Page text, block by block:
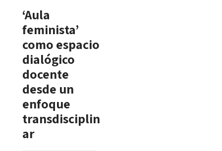
‘Aula
feminista’
como espacio
dialógico
docente
desde un
enfoque
transdisciplin
ar